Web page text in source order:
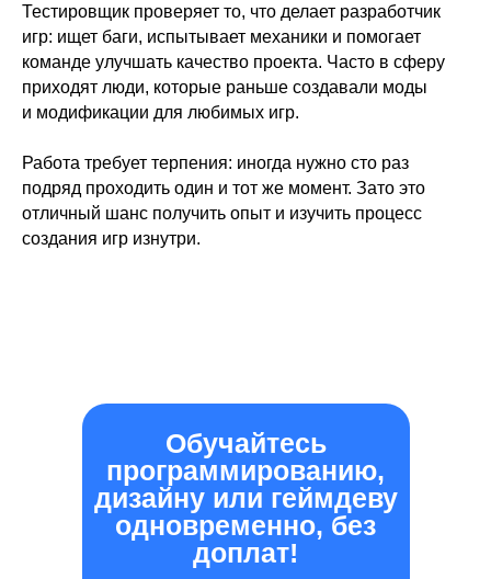
Тестировщик проверяет то, что делает разработчик
игр: ищет баги, испытывает механики и помогает
команде улучшать качество проекта. Часто в сферу
приходят люди, которые раньше создавали моды
и модификации для любимых игр.
Работа требует терпения: иногда нужно сто раз
подряд проходить один и тот же момент. Зато это
отличный шанс получить опыт и изучить процесс
создания игр изнутри.
Обучайтесь
программированию,
дизайну или геймдеву
одновременно, без
доплат!